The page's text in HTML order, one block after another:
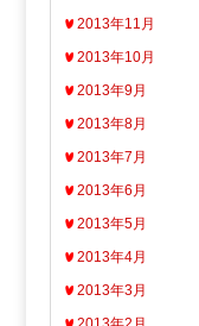
2013年11月
2013年10月
2013年9月
2013年8月
2013年7月
2013年6月
2013年5月
2013年4月
2013年3月